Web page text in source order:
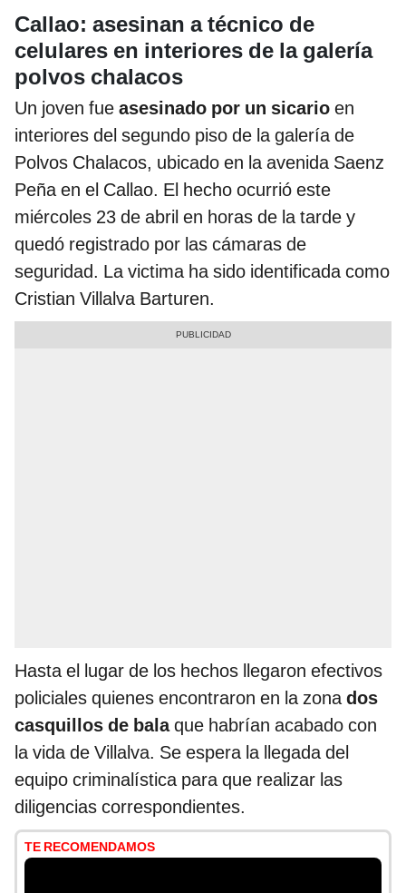
Callao: asesinan a técnico de
celulares en interiores de la galería
polvos chalacos
Un joven fue asesinado por un sicario en
interiores del segundo piso de la galería de
Polvos Chalacos, ubicado en la avenida Saenz
Peña en el Callao. El hecho ocurrió este
miércoles 23 de abril en horas de la tarde y
quedó registrado por las cámaras de
seguridad. La victima ha sido identificada como
Cristian Villalva Barturen.
Hasta el lugar de los hechos llegaron efectivos
policiales quienes encontraron en la zonados
casquillos de balaque habrían acabado con
la vida de Villalva. Se espera la llegada del
equipo criminalística para que realizar las
diligencias correspondientes.
TE RECOMENDAMOS